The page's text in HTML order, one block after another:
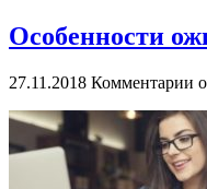
Особенности
27.11.2018 Комментарии к